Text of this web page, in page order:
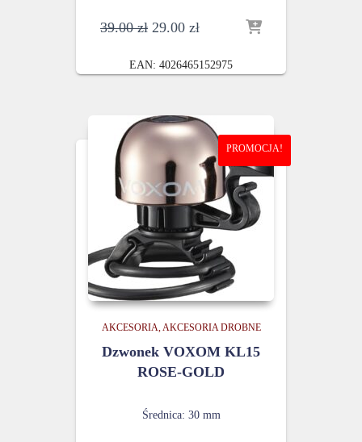
39.00zł Pierwotna
wynosiła:
39.00 zł.
29.00 złAktualna
wynosi:
29.00 zł.
EAN: 4026465152975
PROMOCJA!
AKCESORIA AKCESORIA DROBNE
Dzwonek VOXOM KL15
ROSE-GOLD
Średnica: 30 mm